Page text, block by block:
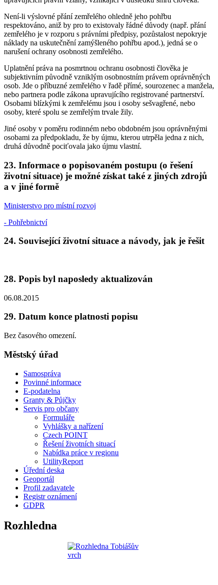
Není-li výslovné přání zemřelého ohledně jeho pohřbu
respektováno, aniž by pro to existovaly řádné důvody (např. přání
zemřelého je v rozporu s právními předpisy, pozůstalost nepokryje
náklady na uskutečnění zamýšleného pohřbu apod.), jedná se o
narušení ochrany osobnosti zemřelého.
Uplatnění práva na posmrtnou ochranu osobnosti člověka je
subjektivním původně vzniklým osobnostním právem oprávněných
osob. Jde o příbuzné zemřelého v řadě přímé, sourozenec a manžela,
nebo partnera podle zákona upravujícího registrované partnerství.
Osobami blízkými k zemřelému jsou i osoby sešvagřené, nebo
osoby, které spolu se zemřelým trvale žily.
Jiné osoby v poměru rodinném nebo obdobném jsou oprávněnými
osobami za předpokladu, že by újmu, kterou utrpěla jedna z nich,
druhá důvodně pociťovala jako újmu vlastní.
23. Informace o popisovaném postupu (o řešení
životní situace) je možné získat také z jiných zdrojů
a v jiné formě
Ministerstvo pro místní rozvoj
- Pohřebnictví
24. Související životní situace a návody, jak je řešit
28. Popis byl naposledy aktualizován
06.08.2015
29. Datum konce platnosti popisu
Bez časového omezení.
Městský úřad
Samospráva
Povinné informace
E-podatelna
Granty & Půjčky
Servis pro občany
Formuláře
Vyhlášky a nařízení
Czech POINT
Řešení životních situací
Nabídka práce v regionu
UtilityReport
Úřední deska
Geoportál
Profil zadavatele
Registr oznámení
GDPR
Rozhledna